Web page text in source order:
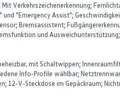
Verkehrszeichenerkennung;
und "Emergency Assist";
Bremsassistent;
und
mit Schaltwippen;
Info-Profile wählbar;
12-V-Steckdose im Gepäckraum;